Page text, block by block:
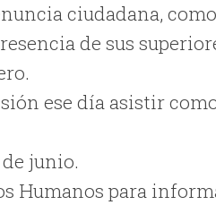
ciudadana,
de sus
ese día asistir
junio.
Humanos para